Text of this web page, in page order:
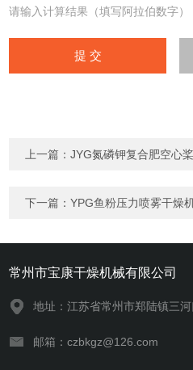
请输入计算结果（填写阿拉伯数字
上一篇：JYG氮磷钾复合肥空心
下一篇：YPG鱼粉压力喷雾干燥
常州市宝康干燥机械有限公司
地址：江苏省常州市郑陆镇三
邮箱：czbkgz@126.com